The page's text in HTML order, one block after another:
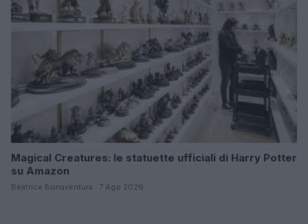
Magical Creatures: le statuette ufficiali di Harry Potter
su Amazon
Beatrice Bonaventura · 7 Ago 2026